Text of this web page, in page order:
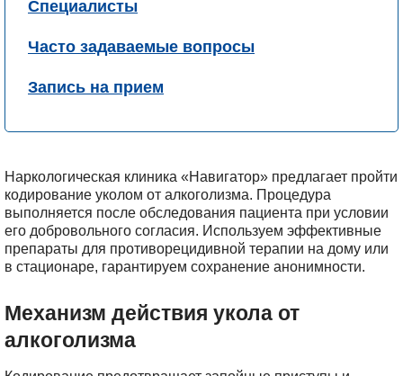
Специалисты
Часто задаваемые вопросы
Запись на прием
Наркологическая клиника «Навигатор» предлагает пройти
кодирование уколом от алкоголизма. Процедура
выполняется после обследования пациента при условии
его добровольного согласия. Используем эффективные
препараты для противорецидивной терапии на дому или
в стационаре, гарантируем сохранение анонимности.
Механизм действия укола от
алкоголизма